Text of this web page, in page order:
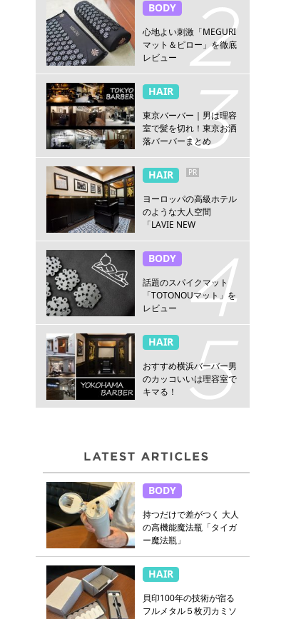
BODY
心地よい刺激「MEGURI
マット＆ピロー」を徹底
レビュー
HAIR
東京バーバー｜男は理容
室で髪を切れ！東京お洒
落バーバーまとめ
HAIR PR
ヨーロッパの高級ホテル
のような大人空間
「LAVIE NEW
店」
BODY
話題のスパイクマット
「TOTONOUマット」を
レビュー
HAIR
おすすめ横浜バーバー男
のカッコいいは理容室で
キマる！
BODY
持つだけで差がつく 大人
の高機能魔法瓶「タイガ
ー魔法瓶」
HAIR
貝印100年の技術が宿る
フルメタル５枚刃カミソ